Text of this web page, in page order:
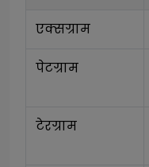
एक्सग्राम
पेटग्राम
टेरग्राम